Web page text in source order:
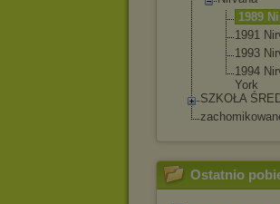
1989
1991
1993
1994
York
SZKOŁA
Ostatnio